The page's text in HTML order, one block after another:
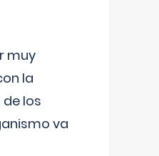
muy
la
los
va